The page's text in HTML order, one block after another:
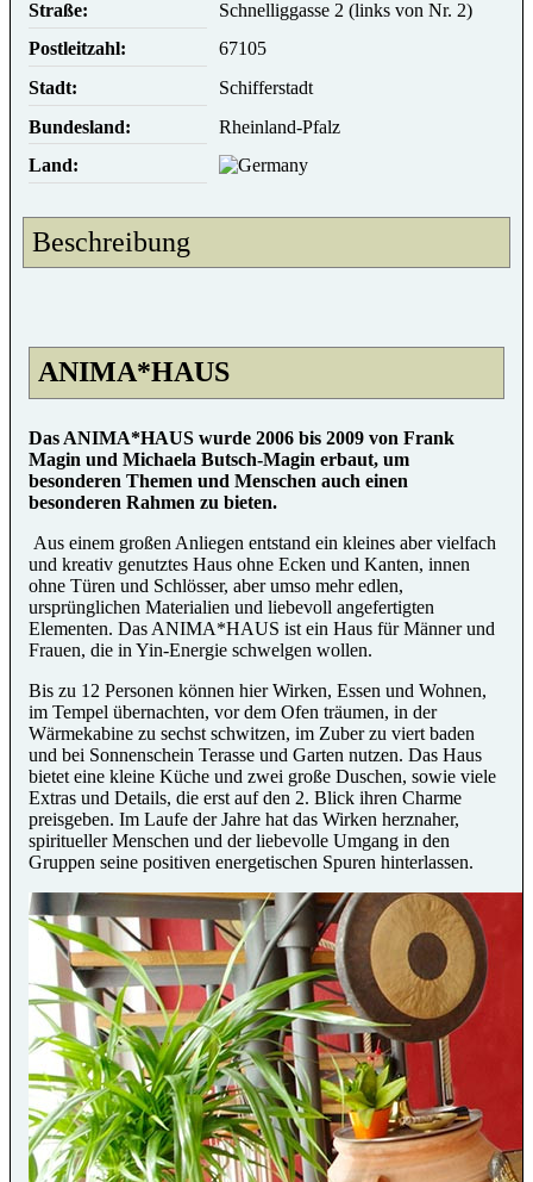
Straße:
Schnelliggasse 2 (links von Nr. 2)
Postleitzahl:
67105
Stadt:
Schifferstadt
Bundesland:
Rheinland-Pfalz
Land:
Beschreibung
ANIMA*HAUS
Das ANIMA*HAUS wurde 2006 bis 2009 von Frank
Magin und Michaela Butsch-Magin erbaut, um
besonderen Themen und Menschen auch einen
besonderen Rahmen zu bieten.
Aus einem großen Anliegen entstand ein kleines aber vielfach
und kreativ genutztes Haus ohne Ecken und Kanten, innen
ohne Türen und Schlösser, aber umso mehr edlen,
ursprünglichen Materialien und liebevoll angefertigten
Elementen. Das ANIMA*HAUS ist ein Haus für Männer und
Frauen, die in Yin-Energie schwelgen wollen.
Bis zu 12 Personen können hier Wirken, Essen und Wohnen,
im Tempel übernachten, vor dem Ofen träumen, in der
Wärmekabine zu sechst schwitzen, im Zuber zu viert baden
und bei Sonnenschein Terasse und Garten nutzen. Das Haus
bietet eine kleine Küche und zwei große Duschen, sowie viele
Extras und Details, die erst auf den 2. Blick ihren Charme
preisgeben. Im Laufe der Jahre hat das Wirken herznaher,
spiritueller Menschen und der liebevolle Umgang in den
Gruppen seine positiven energetischen Spuren hinterlassen.